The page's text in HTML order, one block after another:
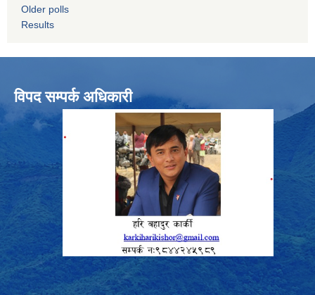
Older polls
Results
विपद सम्पर्क अधिकारी